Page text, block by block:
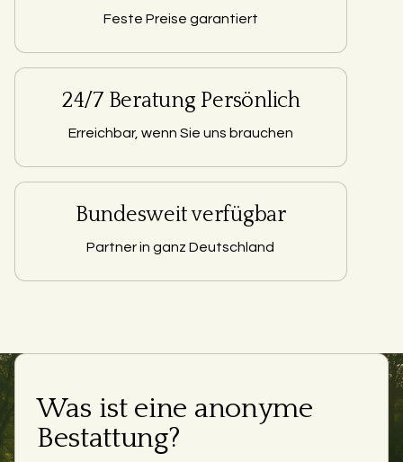
Feste Preise garantiert
24/7 Beratung Persönlich
Erreichbar, wenn Sie uns brauchen
Bundesweit verfügbar
Partner in ganz Deutschland
Was ist eine anonyme
Bestattung?